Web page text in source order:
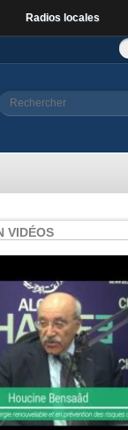
Radios locales
Formulaire de
Rechercher
VIDÉOS